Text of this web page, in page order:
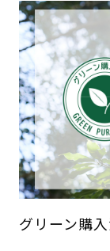
グリーン購